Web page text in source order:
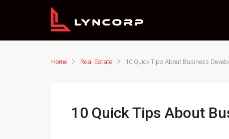
Home Real Estate 10 Quick Tips About Business
10 Quick Tips About